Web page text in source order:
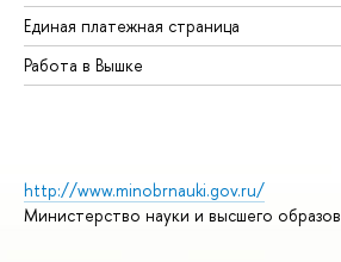
Единая платежная страница
Работа в Вышке
http://www.minobrnauki.gov.ru/
Министерство науки и высшего